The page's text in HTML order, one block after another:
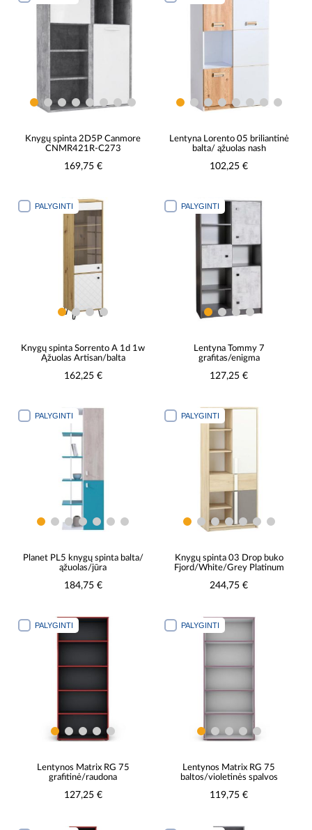
Knygų spinta 2D5P Canmore
CNMR421R-C273
169,75 €
Lentyna Lorento 05 briliantinė
balta/ ąžuolas nash
102,25 €
PALYGINTI
Knygų spinta Sorrento A 1d 1w
Ąžuolas Artisan/balta
162,25 €
PALYGINTI
Lentyna Tommy 7
grafitas/enigma
127,25 €
PALYGINTI
Planet PL5 knygų spinta balta/
ąžuolas/jūra
184,75 €
PALYGINTI
Knygų spinta 03 Drop buko
Fjord/White/Grey Platinum
244,75 €
PALYGINTI
Lentynos Matrix RG 75
grafitinė/raudona
127,25 €
PALYGINTI
Lentynos Matrix RG 75
baltos/violetinės spalvos
119,75 €